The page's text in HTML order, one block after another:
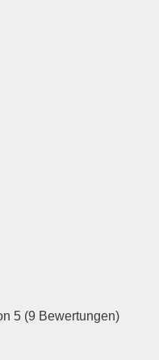
5 (9 Bewertungen)